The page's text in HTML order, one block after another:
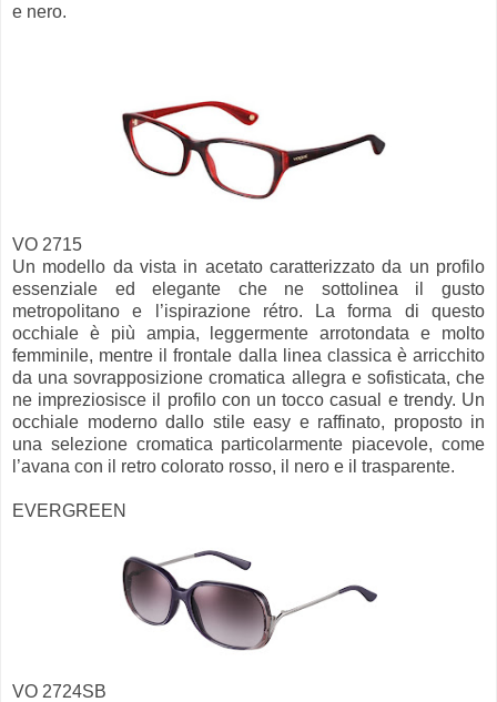
e nero.
VO 2715
Un modello da vista in acetato caratterizzato da un profilo
essenziale ed elegante che ne sottolinea il gusto
metropolitano e l’ispirazione rétro. La forma di questo
occhiale è più ampia, leggermente arrotondata e molto
femminile, mentre il frontale dalla linea classica è arricchito
da una sovrapposizione cromatica allegra e sofisticata, che
ne impreziosisce il profilo con un tocco casual e trendy. Un
occhiale moderno dallo stile easy e raffinato, proposto in
una selezione cromatica particolarmente piacevole, come
l’avana con il retro colorato rosso, il nero e il trasparente.
EVERGREEN
VO 2724SB